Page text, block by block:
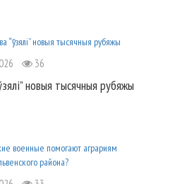
36
новыя тысячныя рубяжы